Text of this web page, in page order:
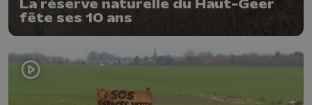
La réserve naturelle du Haut-Geer
fête ses 10 ans